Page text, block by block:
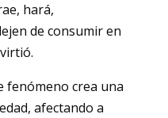
hará,
de consumir en
fenómeno crea una
afectando a